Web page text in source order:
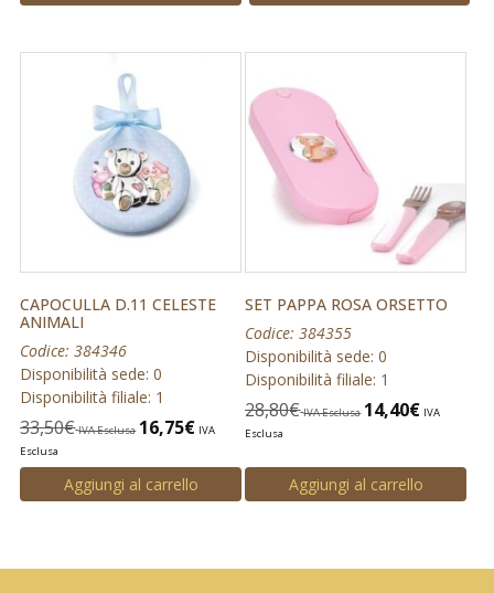
CAPOCULLA D.11 CELESTE
ANIMALI
Codice: 384346
Disponibilità sede: 0
Disponibilità filiale: 1
33,50€ IVA Esclusa 16,75€ IVA
Esclusa
Aggiungi al carrello
SET PAPPA ROSA ORSETTO
Codice: 384355
Disponibilità sede: 0
Disponibilità filiale: 1
28,80€ IVA Esclusa 14,40€ IVA
Esclusa
Aggiungi al carrello